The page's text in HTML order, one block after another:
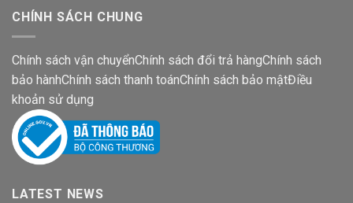
CHÍNH SÁCH CHUNG
Chính sách vận chuyểnChính sách đổi trả hàngChính sách
bảo hànhChính sách thanh toánChính sách bảo mậtĐiều
khoản sử dụng
LATEST NEWS